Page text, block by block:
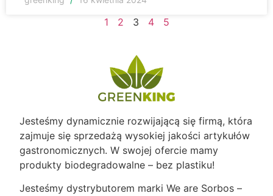
1 2 3 4 5
Jesteśmy dynamicznie rozwijającą się firmą, która
zajmuje się sprzedażą wysokiej jakości artykułów
gastronomicznych. W swojej ofercie mamy
produkty biodegradowalne – bez plastiku!
Jesteśmy dystrybutorem marki We are Sorbos –